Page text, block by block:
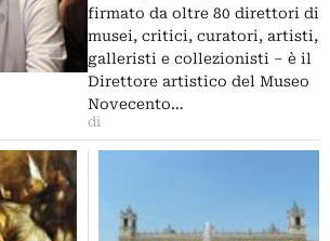
firmato da oltre 80 direttori di
musei, critici, curatori, artisti,
galleristi e collezionisti – è il
Direttore artistico del Museo
Novecento…
di